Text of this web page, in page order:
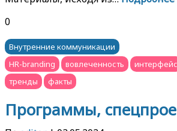
0
Внутренние коммуникации
HR-branding
вовлеченность интерфейс
тренды
факты
Программы,